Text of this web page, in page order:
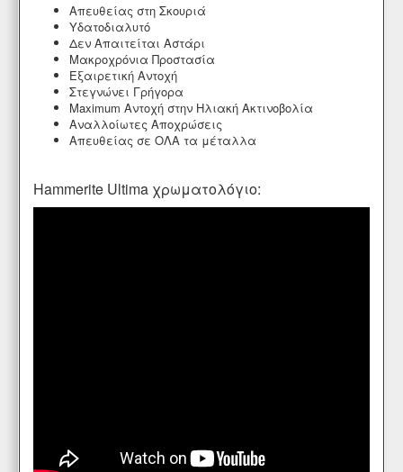
Απευθείας στη Σκουριά
Υδατοδιαλυτό
Δεν Απαιτείται Αστάρι
Μακροχρόνια Προστασία
Εξαιρετική Αντοχή
Στεγνώνει Γρήγορα
Maximum Αντοχή στην Ηλιακή Ακτινοβολία
Αναλλοίωτες Αποχρώσεις
Απευθείας σε ΟΛΑ τα μέταλλα
Hammerite Ultima χρωματολόγιο: